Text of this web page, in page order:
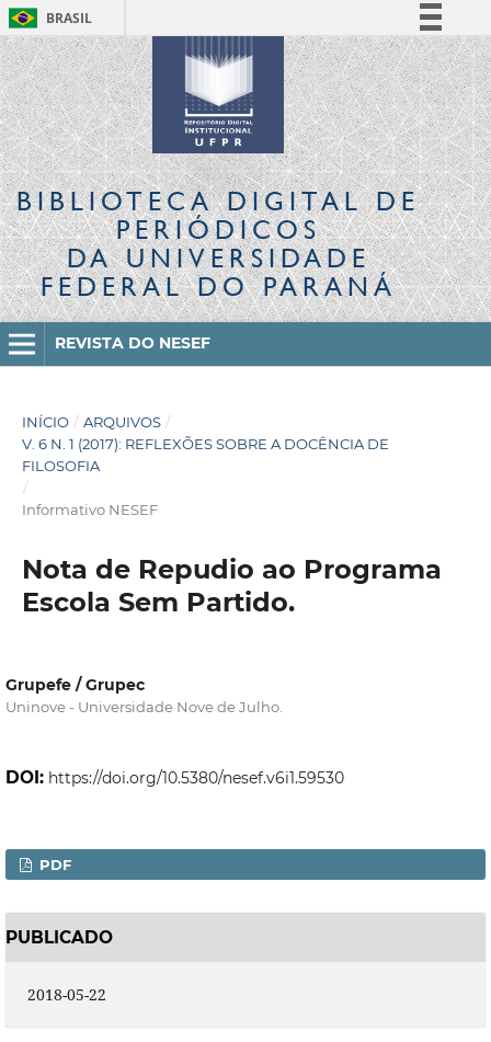
BRASIL
Simplifique!
Comunica BR
Participe
Acesso à informação
Legislação
Canais
BIBLIOTECA DIGITALDE
PERIÓDICOS
DA UNIVERSIDADE
FEDERAL DO PARANÁ
REVISTA DO NESEF
INÍCIO / ARQUIVOS /
V. 6 N. 1 (2017): REFLEXÕES SOBRE A DOCÊNCIA DE
FILOSOFIA
/
Informativo NESEF
Nota de Repudio ao Programa
Escola Sem Partido.
Grupefe / Grupec
Uninove - Universidade Nove de Julho.
DOI: https://doi.org/10.5380/nesef.v6i1.59530
PDF
PUBLICADO
2018-05-22